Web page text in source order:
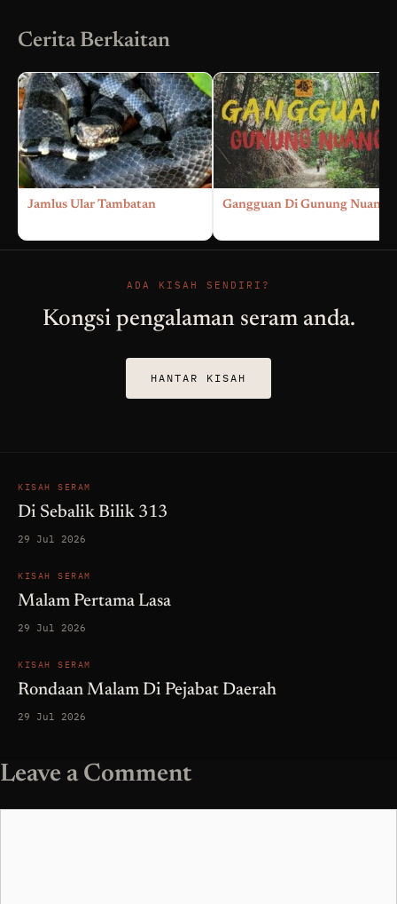
Cerita Berkaitan
Jamlus Ular Tambatan Gangguan Di Gunung Nuang
ADA KISAH SENDIRI?
Kongsi pengalaman seram anda.
HANTAR KISAH
KISAH SERAM
Di Sebalik Bilik 313
29 Jul 2026
KISAH SERAM
Malam Pertama Lasa
29 Jul 2026
KISAH SERAM
Rondaan Malam Di Pejabat Daerah
29 Jul 2026
Leave a Comment